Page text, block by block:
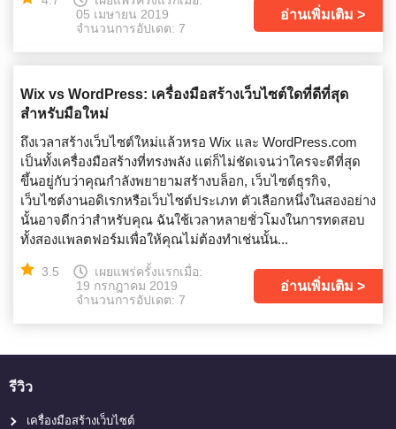
05 เมษายน 2019
จำนวนการอัปเดต: 7
อ่านเพิ่มเติม
Wix vs WordPress: เครื่องมือสร้างเว็บไซต์ใดที่ดีที่สุด
สำหรับมือใหม่
ถึงเวลาสร้างเว็บไซต์ใหม่แล้วหรอ Wix และ WordPress.com
เป็นทั้งเครื่องมือสร้างที่ทรงพลัง แต่ก็ไม่ชัดเจนว่าใครจะดีที่สุด
ขึ้นอยู่กับว่าคุณกำลังพยายามสร้างบล็อก, เว็บไซต์ธุรกิจ,
เว็บไซต์งานอดิเรกหรือเว็บไซต์ประเภท ตัวเลือกหนึ่งในสองอย่าง
นั้นอาจดีกว่าสำหรับคุณ ฉันใช้เวลาหลายชั่วโมงในการทดสอบ
ทั้งสองแพลตฟอร์มเพื่อให้คุณไม่ต้องทำเช่นนั้น...
3.5
เผยแพร่ครั้งแรกเมื่อ:
19 กรกฎาคม 2019
จำนวนการอัปเดต: 7
อ่านเพิ่มเติม
รีวิว
เครื่องมือสร้างเว็บไซต์